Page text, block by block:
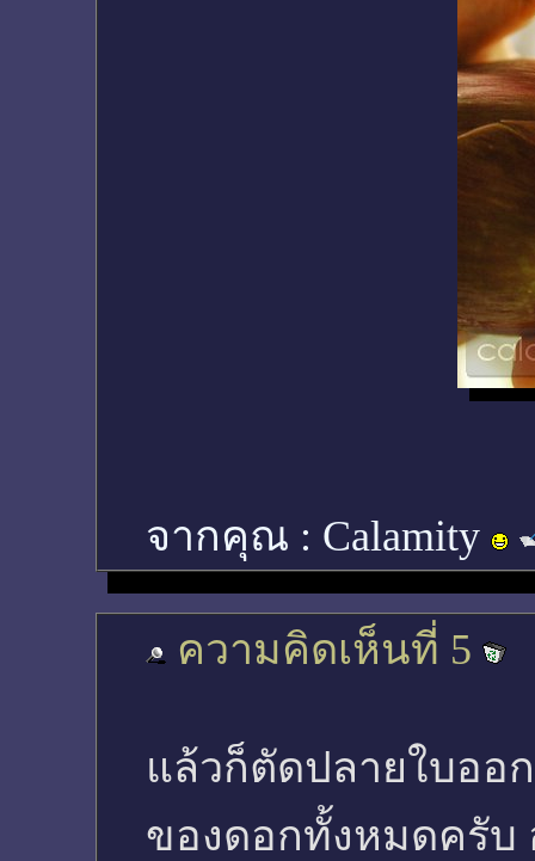
จากคุณ : Calamity
ความคิดเห็นที่ 5
แล้วก็ตัดปลายใบออ
ของดอกทั้งหมดครับ